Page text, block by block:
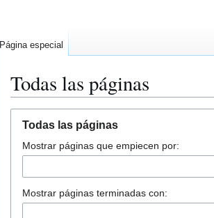
Todas las páginas
Todas las páginas
Mostrar páginas que empiecen por:
Mostrar páginas terminadas con:
Página especial